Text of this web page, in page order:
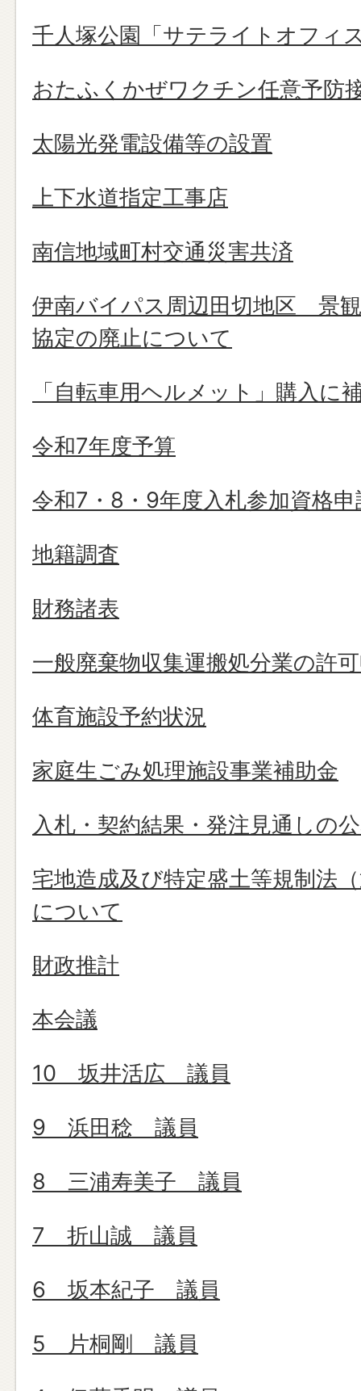
千人塚公園「サテライトオフィ
おたふくかぜワクチン任意予防
太陽光発電設備等の設置
上下水道指定工事店
南信地域町村交通災害共済
伊南バイパス周辺田切地区 景
協定の廃止について
「自転車用ヘルメット」購入に
令和7年度予算
令和7・8・9年度入札参加資格申
地籍調査
財務諸表
一般廃棄物収集運搬処分業の許
体育施設予約状況
家庭生ごみ処理施設事業補助金
入札・契約結果・発注見通しの
宅地造成及び特定盛土等規制法
について
財政推計
本会議
10 坂井活広 議員
9 浜田稔 議員
8 三浦寿美子 議員
7 折山誠 議員
6 坂本紀子 議員
5 片桐剛 議員